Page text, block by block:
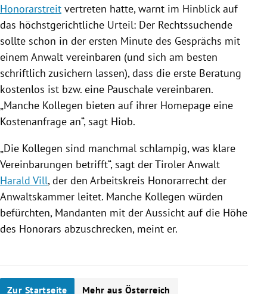
Honorarstreit vertreten hatte, warnt im Hinblick auf
das höchstgerichtliche Urteil: Der Rechtssuchende
sollte schon in der ersten Minute des Gesprächs mit
einem Anwalt vereinbaren (und sich am besten
schriftlich zusichern lassen), dass die erste Beratung
kostenlos ist bzw. eine Pauschale vereinbaren.
„Manche Kollegen bieten auf ihrer Homepage eine
Kostenanfrage an“, sagt Hiob.
„Die Kollegen sind manchmal schlampig, was klare
Vereinbarungen betrifft“, sagt der Tiroler Anwalt
Harald Vill, der den Arbeitskreis Honorarrecht der
Anwaltskammer leitet. Manche Kollegen würden
befürchten, Mandanten mit der Aussicht auf die Höhe
des Honorars abzuschrecken, meint er.
Zur Startseite Mehr aus Österreich